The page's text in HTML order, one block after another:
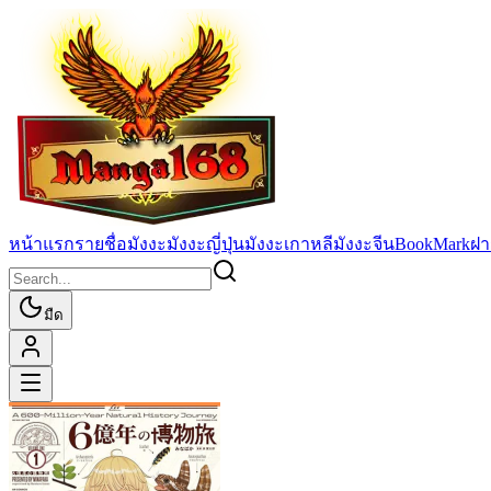
หน้าแรกรายชื่อมังงะมังงะญี่ปุ่นมังงะเกาหลีมังงะจีนBookMarkฝ
มืด